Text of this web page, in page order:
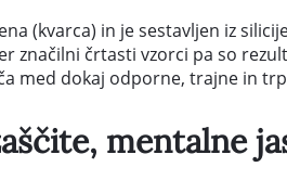
(kvarca) in je sestavljen iz
značilni črtasti vzorci pa so
med dokaj odporne, trajne in
mentalne